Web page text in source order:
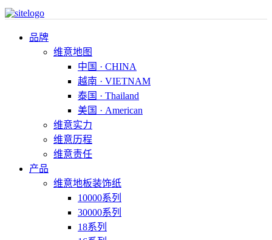
品牌
维意地图
中国 · CHINA
越南 · VIETNAM
泰国 · Thailand
美国 · American
维意实力
维意历程
维意责任
产品
维意地板装饰纸
10000系列
30000系列
18系列